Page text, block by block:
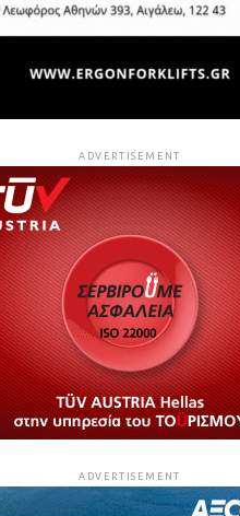
ADVERTISEMENT
ADVERTISEMENT